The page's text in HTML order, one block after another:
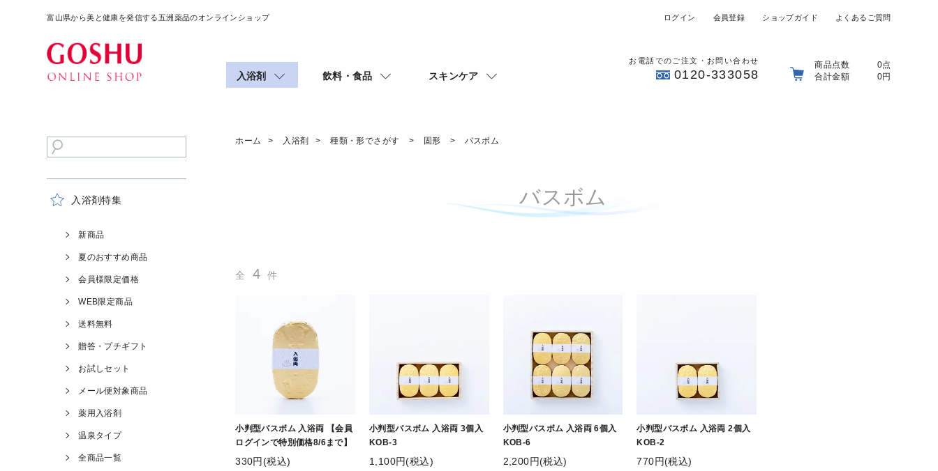
富山県から美と健康を発信する五洲薬品のオンラインショップ ログイン 会員登録 ショップガイド よくあるご質問
入浴剤 飲料・食品 スキンケア
お電話でのご注文・お問い合わせ
0120-333058
商品点数
0点
合計金額
0円
ホーム 入浴剤 種類・形でさがす 固形 バスボム
バスボム
全 4 件
小判型バスボム 入浴両 【会員
ログインで特別価格8/6まで】
330円(税込)
小判型バスボム 入浴両 3個入
KOB-3
1,100円(税込)
小判型バスボム 入浴両 6個入
KOB-6
2,200円(税込)
小判型バスボム 入浴両 2個入
KOB-2
770円(税込)
入浴剤特集
新商品
夏のおすすめ商品
会員様限定価格
WEB限定商品
送料無料
贈答・プチギフト
お試しセット
メール便対象商品
薬用入浴剤
温泉タイプ
全商品一覧